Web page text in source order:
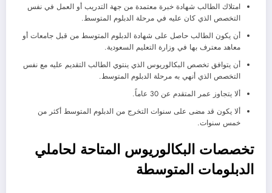
امتلاك الطالب شهادة خبرة معتمدة من جهة التدريب أو العمل في نفس
التخصص الذي كان عليه في مرحلة الدبلوم المتوسط.
أن يكون الطالب حاصل على شهادة الدبلوم المتوسط من قبل جامعات أو
معاهد معترف بها في وزارة التعليم السعودية.
أن يتوافق تخصص البكالوريوس الذي ينتوي الطالب التقديم عليه مع نفس
التخصص الذي أنهي به مرحلة الدبلوم المتوسط.
ألا يتجاوز عمر المتقدم عن 30 عاماً.
ألا يكون قد مضى على سنوات التخرج من الدبلوم المتوسط أكثر من
خمس سنوات.
تخصصات البكالوريوس المتاحة لحاملي
الدبلومات المتوسطة